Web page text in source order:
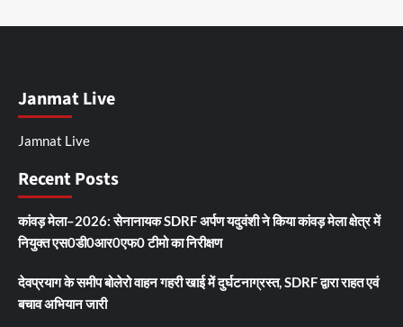
Janmat Live
Jamnat Live
Recent Posts
कांवड़ मेला–2026: सेनानायक SDRF अर्पण यदुवंशी ने किया कांवड़ मेला क्षेत्र में
नियुक्त एस0डी0आर0एफ0 टीमो का निरीक्षण
देवप्रयाग के समीप बोलेरो वाहन गहरी खाई में दुर्घटनाग्रस्त, SDRF द्वारा राहत एवं
बचाव अभियान जारी